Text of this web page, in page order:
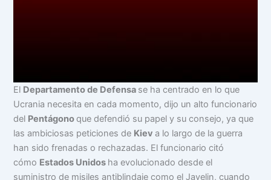
El Departamento de Defensa se ha centrado en lo que
Ucrania necesita en cada momento, dijo un alto funcionario
del Pentágono que defendió su papel y su consejo, ya que
las ambiciosas peticiones de Kiev a lo largo de la guerra
han sido frenadas o rechazadas. El funcionario citó
cómo Estados Unidos ha evolucionado desde el
suministro de misiles antiblindaje como el Javelin, cuando